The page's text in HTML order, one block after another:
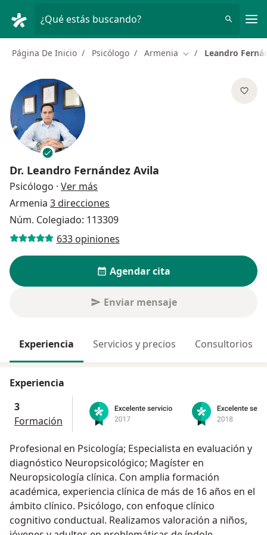
¿Qué estás buscando?
Página De Inicio Psicólogo Armenia Cambiar de ciudad
Leandro
Dr. Leandro Fernández Avila
Psicólogo · Ver más
Armenia 3 direcciones
Núm. Colegiado: 113309
633 opiniones
Agendar cita
Enviar mensaje
Experiencia Servicios y precios Consultorios
Experiencia
3
Formación
Profesional en Psicología; Especialista en evaluación y
diagnóstico Neuropsicológico; Magíster en
Neuropsicología clínica. Con amplia formación
académica, experiencia clínica de más de 16 años en el
ámbito clínico. Psicólogo, con enfoque clínico
cognitivo conductual. Realizamos valoración a niños,